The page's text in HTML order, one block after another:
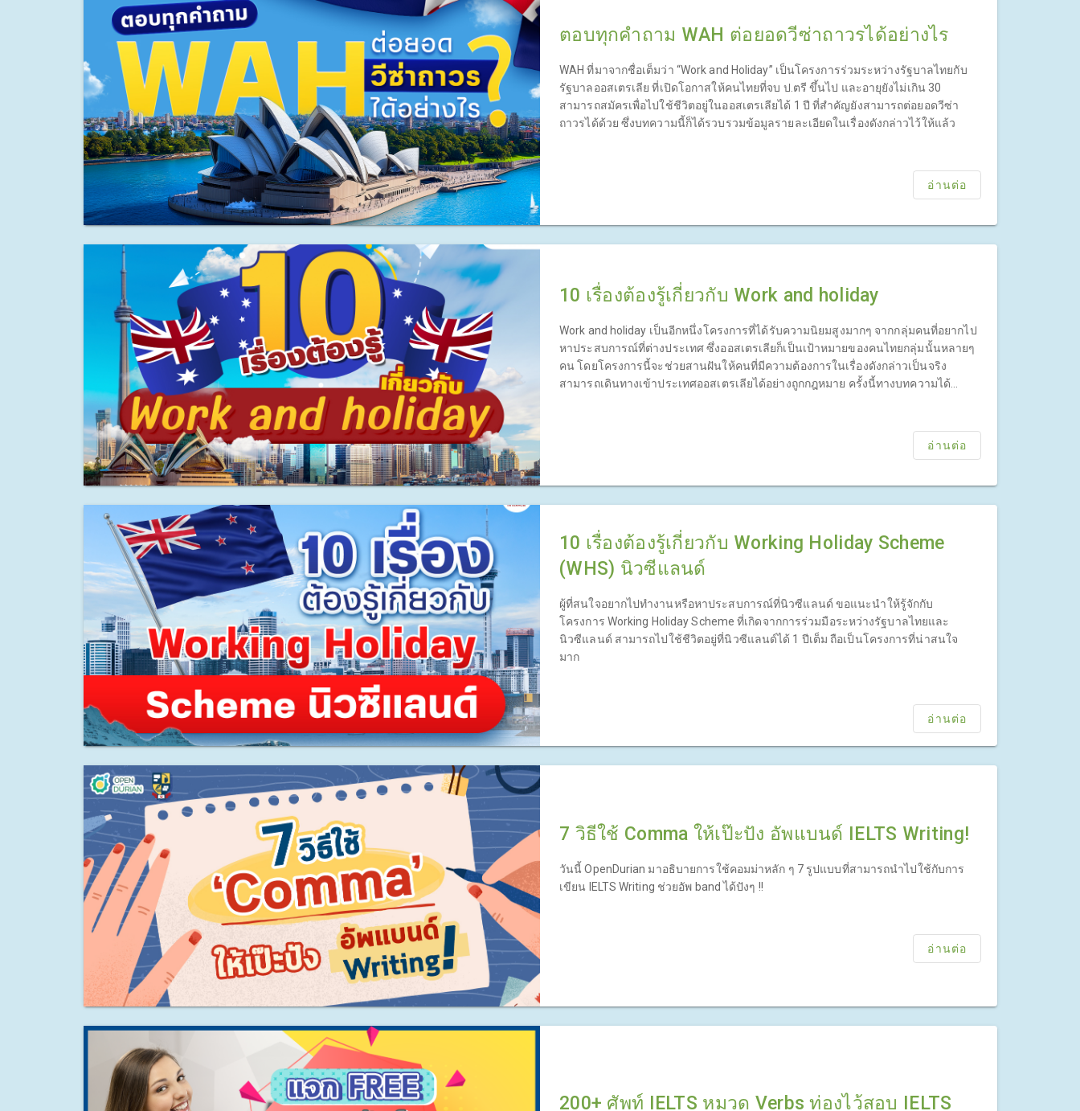
ตอบทุกคำถาม WAH ต่อยอดวีซ่าถาวรได้อย่างไร
WAH ที่มาจากชื่อเต็มว่า “Work and Holiday” เป็นโครงการร่วมระหว่างรัฐบาลไทยกับ
รัฐบาลออสเตรเลีย ที่เปิดโอกาสให้คนไทยที่จบ ป.ตรี ขึ้นไป และอายุยังไม่เกิน 30
สามารถสมัครเพื่อไปใช้ชีวิตอยู่ในออสเตรเลียได้ 1 ปี ที่สำคัญยังสามารถต่อยอดวีซ่า
ถาวรได้ด้วย ซึ่งบทความนี้ก็ได้รวบรวมข้อมูลรายละเอียดในเรื่องดังกล่าวไว้ให้แล้ว
อ่านต่อ
10 เรื่องต้องรู้เกี่ยวกับ Work and holiday
Work and holiday เป็นอีกหนึ่งโครงการที่ได้รับความนิยมสูงมากๆ จากกลุ่มคนที่อยากไป
หาประสบการณ์ที่ต่างประเทศ ซึ่งออสเตรเลียก็เป็นเป้าหมายของคนไทยกลุ่มนั้นหลายๆ
คน โดยโครงการนี้จะช่วยสานฝันให้คนที่มีความต้องการในเรื่องดังกล่าวเป็นจริง
สามารถเดินทางเข้าประเทศออสเตรเลียได้อย่างถูกกฎหมาย ครั้งนี้ทางบทความได้
อ่านต่อ
10 เรื่องต้องรู้เกี่ยวกับ Working Holiday Scheme
(WHS) นิวซีแลนด์
ผู้ที่สนใจอยากไปทำงานหรือหาประสบการณ์ที่นิวซีแลนด์ ขอแนะนำให้รู้จักกับ
โครงการ Working Holiday Scheme ที่เกิดจากการร่วมมือระหว่างรัฐบาลไทยและ
นิวซีแลนด์ สามารถไปใช้ชีวิตอยู่ที่นิวซีแลนด์ได้ 1 ปีเต็ม ถือเป็นโครงการที่น่าสนใจ
มาก
อ่านต่อ
7 วิธีใช้ Comma ให้เป๊ะปัง อัพแบนด์ IELTS Writing!
วันนี้ OpenDurian มาอธิบายการใช้คอมม่าหลัก ๆ 7 รูปแบบที่สามารถนำไปใช้กับการ
เขียน IELTS Writing ช่วยอัพ band ได้ปังๆ !!
อ่านต่อ
200+ ศัพท์ IELTS หมวด Verbs ท่องไว้สอบ IELTS